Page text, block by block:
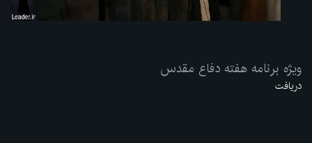
ویژه برنامه هفته دفاع مقدس
دریافت